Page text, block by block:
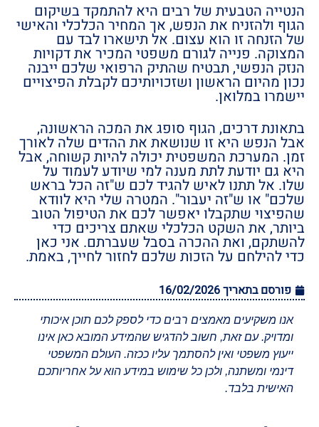
הנטייה הטבעית של רבים היא להתמקד בשיקום
הגוף ולהזניח את הנפש, אך המחיר הכלכלי והאישי
של הזנחה זו הוא עצום. אל תישארו לבד עם
המצוקה. פנייה לגורם משפטי המכיר את דקויות
הנזק הנפשי, תבטיח שהתיק הרפואי שלכם ייבנה
נכון מהיום הראשון ושזכויותיכם לקבלת הפיצויים
יישמרו במלואן.
בתאונת דרכים, הגוף סופג את המכה הראשונה,
אבל הנפש היא זו שנושאת את ההדים שלה לאורך
זמן. המערכת המשפטית יכולה להיות קשוחה, אבל
היא גם יודעת לתת מענה למי שיודע לעמוד על
שלו. אל תתנו לאיש להגיד לכם ש"זה הכל בראש
שלכם" או ש"זה יעבור". המטרה שלי היא לוודא
שהפיצוי שתקבלו יאפשר לכם את הטיפול הטוב
ביותר, את השקט הכלכלי שאתם צריכים כדי
להשתקם, ואת ההכרה בסבל שעברתם. אני כאן
כדי להילחם על הזכות שלכם לחזור לחייך, באמת.
פורסם בתאריך16/02/2026
אנו משקיעים מאמצים רבים כדי לספק לכם תוכן איכותי
ומדויק. עם זאת, חשוב להדגיש שהמידע המובא כאן אינו
ייעוץ משפטי ואין להסתמך עליו ככזה. העולם המשפטי
דינמי ומשתנה, ולכן כל שימוש במידע הוא על אחריותכם
האישית בלבד.